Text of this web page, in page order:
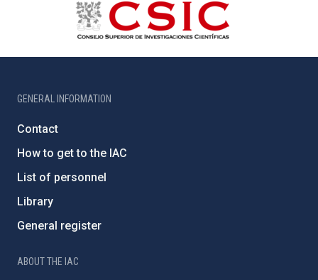
GENERAL INFORMATION
Contact
How to get to the IAC
List of personnel
Library
General register
ABOUT THE IAC